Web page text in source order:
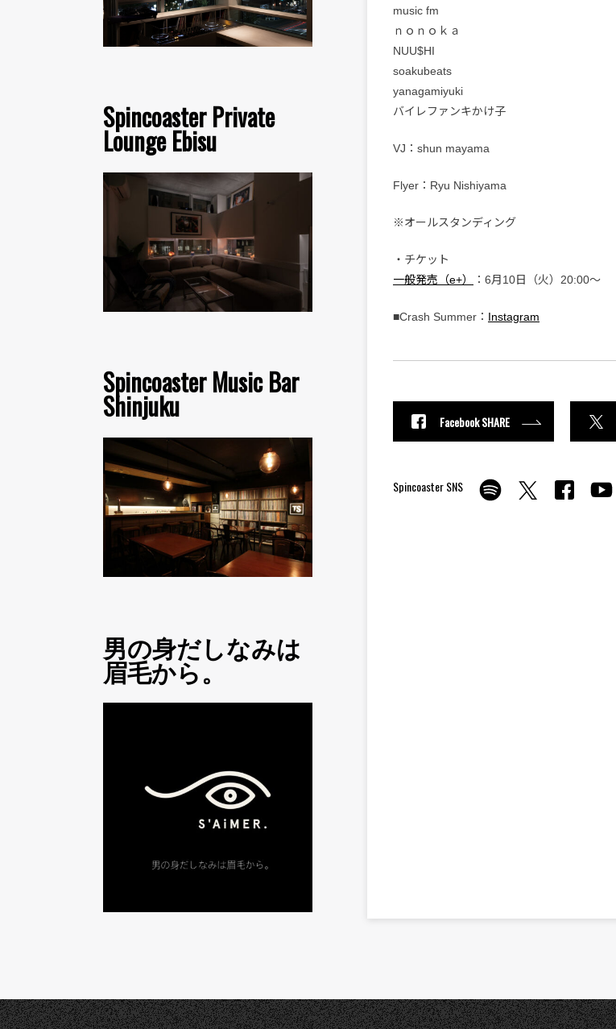
Spincoaster Private
Lounge Ebisu
Spincoaster Music Bar
Shinjuku
男の身だしなみは
眉毛から。
music fm
ｎｏｎｏｋａ
NUU$HI
soakubeats
yanagamiyuki
バイレファンキかけ子
VJ：shun mayama
Flyer：Ryu Nishiyama
※オールスタンディング
・チケット
一般発売（e+）
：6月10日（火）20:00〜
■Crash Summer： Instagram
Facebook SHARE
Spincoaster SNS